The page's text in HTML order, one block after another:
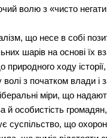
волю з «чисто
що несе в собі
шарів на основі їх
природного ходу
з початком влади і
міри, що
й особистість
суспільство, що